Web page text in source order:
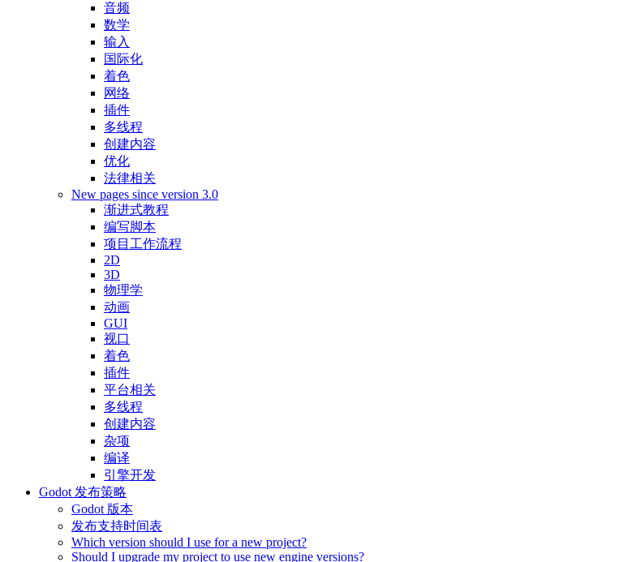
音频
数学
输入
国际化
着色
网络
插件
多线程
创建内容
优化
法律相关
New pages since version 3.0
渐进式教程
编写脚本
项目工作流程
2D
3D
物理学
动画
GUI
视口
着色
插件
平台相关
多线程
创建内容
杂项
编译
引擎开发
Godot 发布策略
Godot 版本
发布支持时间表
Which version should I use for a new project?
Should I upgrade my project to use new engine versions?